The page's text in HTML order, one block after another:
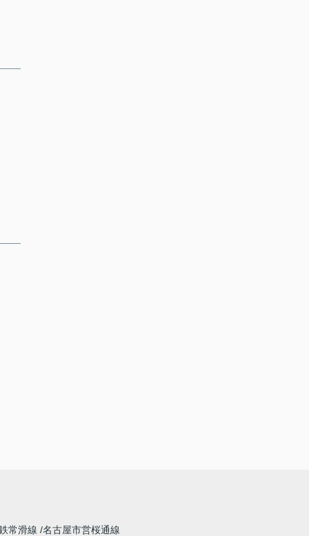
常滑線 名古屋市営桜通線